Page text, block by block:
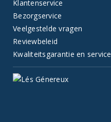
Klantenservice
Bezorgservice
Veelgestelde vragen
Reviewbeleid
Kwaliteitsgarantie en service